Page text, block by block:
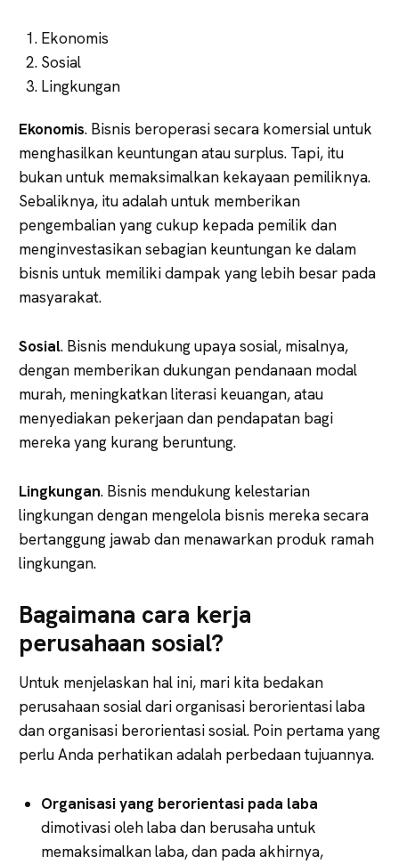
Ekonomis
Sosial
Lingkungan
Ekonomis. Bisnis beroperasi secara komersial untuk
menghasilkan keuntungan atau surplus. Tapi, itu
bukan untuk memaksimalkan kekayaan pemiliknya.
Sebaliknya, itu adalah untuk memberikan
pengembalian yang cukup kepada pemilik dan
menginvestasikan sebagian keuntungan ke dalam
bisnis untuk memiliki dampak yang lebih besar pada
masyarakat.
Sosial. Bisnis mendukung upaya sosial, misalnya,
dengan memberikan dukungan pendanaan modal
murah, meningkatkan literasi keuangan, atau
menyediakan pekerjaan dan pendapatan bagi
mereka yang kurang beruntung.
Lingkungan. Bisnis mendukung kelestarian
lingkungan dengan mengelola bisnis mereka secara
bertanggung jawab dan menawarkan produk ramah
lingkungan.
Bagaimana cara kerja
perusahaan sosial?
Untuk menjelaskan hal ini, mari kita bedakan
perusahaan sosial dari organisasi berorientasi laba
dan organisasi berorientasi sosial. Poin pertama yang
perlu Anda perhatikan adalah perbedaan tujuannya.
Organisasi yang berorientasi pada laba
dimotivasi oleh laba dan berusaha untuk
memaksimalkan laba, dan pada akhirnya,